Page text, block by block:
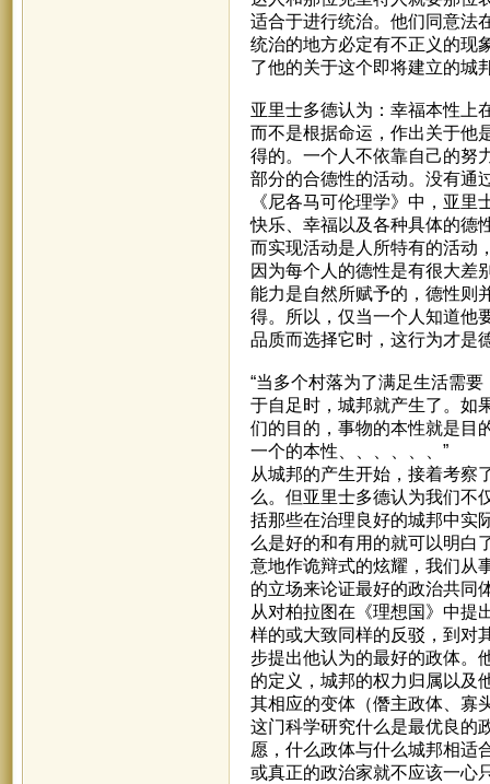
适合于进行统治。他们同意法
统治的地方必定有不正义的现
了他的关于这个即将建立的城
亚里士多德认为：幸福本性上
而不是根据命运，作出关于他
得的。一个人不依靠自己的努
部分的合德性的活动。没有通
《尼各马可伦理学》中，亚
快乐、幸福以及各种具体的德
而实现活动是人所特有的活动
因为每个人的德性是有很大
能力是自然所赋予的，德性则
得。所以，仅当一个人知道他
品质而选择它时，这行为才是
“当多个村落为了满足生活需
于自足时，城邦就产生了。如
们的目的，事物的本性就是目
一个的本性、、、、、、”
从城邦的产生开始，接着考察
么。但亚里士多德认为我们不
括那些在治理良好的城邦中实
么是好的和有用的就可以明白
意地作诡辩式的炫耀，我们从
的立场来论证最好的政治共同
从对柏拉图在《理想国》中提
样的或大致同样的反驳，到对
步提出他认为的最好的政体。
的定义，城邦的权力归属以及
其相应的变体（僭主政体、寡
这门科学研究什么是最优良的
愿，什么政体与什么城邦相适
或真正的政治家就不应该一心